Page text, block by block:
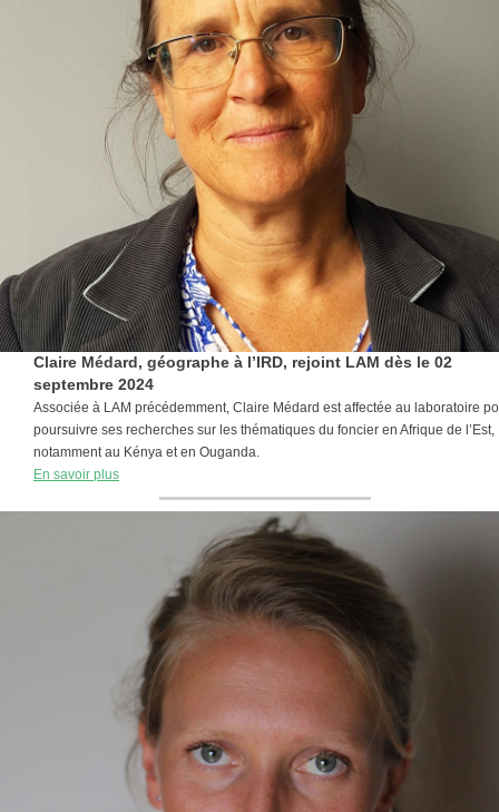
Claire Médard, géographe à l’IRD, rejoint LAM dès le 02
septembre 2024
Associée à LAM précédemment, Claire Médard est affectée au laboratoire
poursuivre ses recherches sur les thématiques du foncier en Afrique de l’Est,
notamment au Kénya et en Ouganda.
En savoir plus